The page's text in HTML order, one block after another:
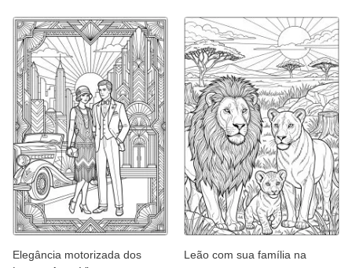
Elegância motorizada dos
Leão com sua família na